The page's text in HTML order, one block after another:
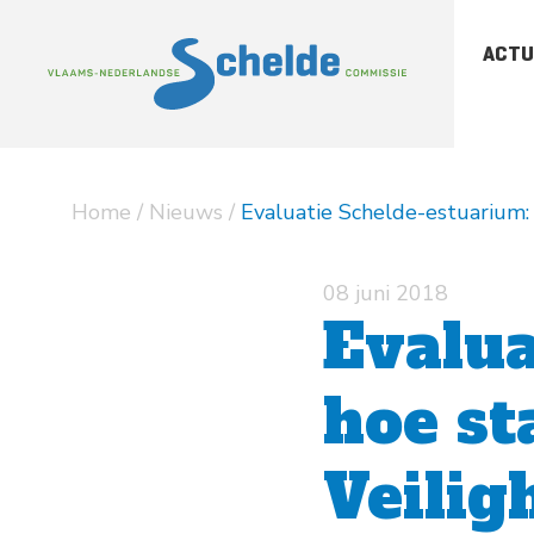
Home / Nieuws / Evaluatie Schelde-
08 juni 2018
hoe